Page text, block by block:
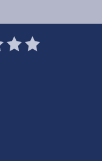
4
Stars
5
Stars